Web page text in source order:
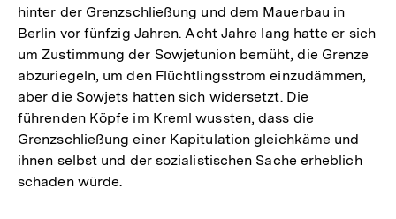
hinter der Grenzschließung und dem Mauerbau in
Berlin vor fünfzig Jahren. Acht Jahre lang hatte er sich
um Zustimmung der Sowjetunion bemüht, die Grenze
abzuriegeln, um den Flüchtlingsstrom einzudämmen,
aber die Sowjets hatten sich widersetzt. Die
führenden Köpfe im Kreml wussten, dass die
Grenzschließung einer Kapitulation gleichkäme und
ihnen selbst und der sozialistischen Sache erheblich
schaden würde.